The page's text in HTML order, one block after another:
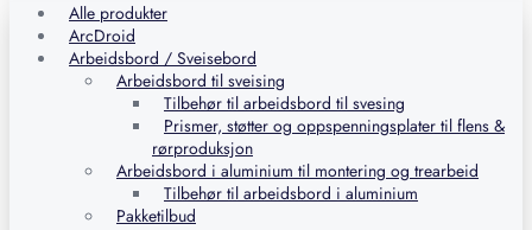
Alle produkter
ArcDroid
Arbeidsbord / Sveisebord
Arbeidsbord til sveising
Tilbehør til arbeidsbord til svesing
Prismer, støtter og oppspenningsplater til flens &
rørproduksjon
Arbeidsbord i aluminium til montering og trearbeid
Tilbehør til arbeidsbord i aluminium
Pakketilbud